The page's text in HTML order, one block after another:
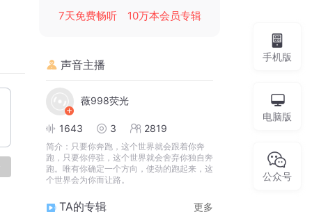
7天免费畅听
10万本会员专辑
声音主播
薇998荧光
1643 3 2819
简介： 只要你奔跑，这个世界就会跟着你奔
跑，只要你停驻，这个世界就会舍弃你独自奔
跑。唯有你确定一个方向，使劲的跑起来，这
个世界会为你而让路。
TA的专辑 更多
手机版
电脑版
公众号